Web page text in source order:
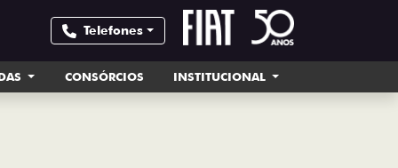
Telefones
CONSÓRCIOS INSTITUCIONAL